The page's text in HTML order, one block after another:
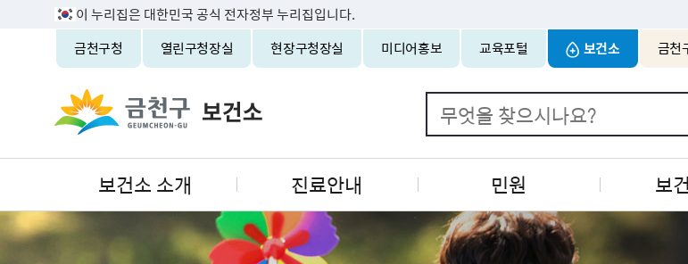
이 누리집은 대한민국 공식 전자정부 누리집입니다.
금천구청
열린구청장실 현장구청장실 미디어홍보 교육포털 보건소 금천
보건소 소개 진료안내 민원 보